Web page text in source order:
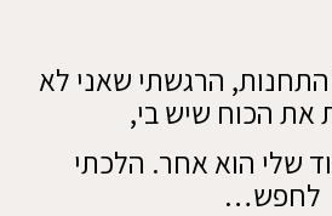
הרגשתי שאני לא
הכוח שיש בי,
שלי הוא אחר. הלכתי
לחפש…